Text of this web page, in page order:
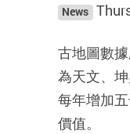
News
古地圖數
為天文、
每年增加
價值。